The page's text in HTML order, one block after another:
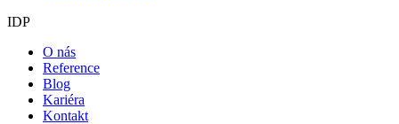
IDP
O nás
Reference
Blog
Kariéra
Kontakt